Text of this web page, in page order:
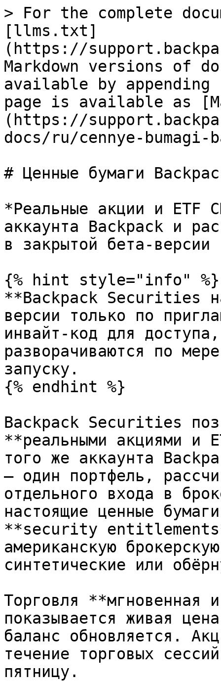
> For the complete
[llms.txt]
(https://
Markdown versions of
available by
page is available as
(https://
docs/ru/cennye-bumagi-
# Ценные бумаги
*Реальные акции и ETF
аккаунта Backpack и
в закрытой бета-
{% hint style="info" %}
**Backpack Securities
версии только по
инвайт-код для
разворачиваются по
запуску.
{% endhint %}
Backpack Securities
**реальными акциями и
того же аккаунта
— один портфель,
отдельного входа в
настоящие ценные
**security
американскую
синтетические или
Торговля **мгновенная
показывается живая
баланс обновляется.
течение торговых
пятницу.